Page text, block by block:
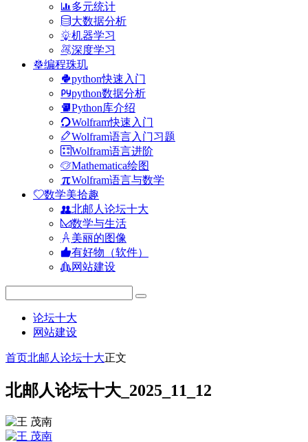
多元统计
大数据分析
机器学习
深度学习
编程珠玑
python快速入门
python数据分析
Python库介绍
Wolfram快速入门
Wolfram语言入门习题
Wolfram语言进阶
Mathematica绘图
Wolfram语言与数学
数学美拾趣
北邮人论坛十大
数学与生活
美丽的图像
有好物（软件）
网站建设
论坛十大
网站建设
首页北邮人论坛十大正文
北邮人论坛十大_2025_11_12